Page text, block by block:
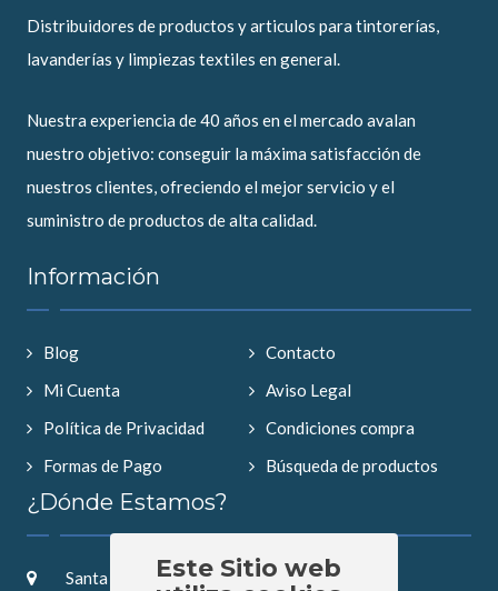
Distribuidores de productos y articulos para tintorerías,
lavanderías y limpiezas textiles en general.
Nuestra experiencia de 40 años en el mercado avalan
nuestro objetivo: conseguir la máxima satisfacción de
nuestros clientes, ofreciendo el mejor servicio y el
suministro de productos de alta calidad.
Información
Blog
Contacto
Mi Cuenta
Aviso Legal
Política de Privacidad
Condiciones compra
Formas de Pago
Búsqueda de productos
¿Dónde Estamos?
Santa Saturnina 2, 28019 Madrid
Este Sitio web